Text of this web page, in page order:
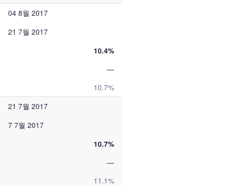
04 8월 2017
21 7월 2017
10.4%
—
10.7%
21 7월 2017
7 7월 2017
10.7%
—
11.1%